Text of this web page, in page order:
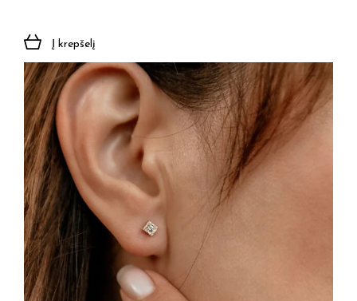
Į krepšelį